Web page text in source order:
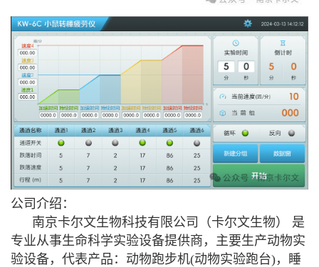
公司介绍：
南京卡尔文生物科技有限公司（卡尔文生物） 是
专业从事生命科学实验设备提供商，主要生产动物实
验设备，代表产品：动物跑步机(动物实验跑台)，睡